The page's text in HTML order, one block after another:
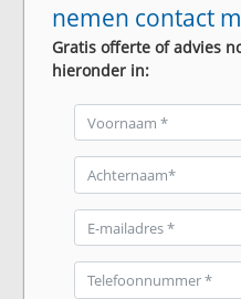
nemen contact
Gratis offerte of advies
hieronder in: